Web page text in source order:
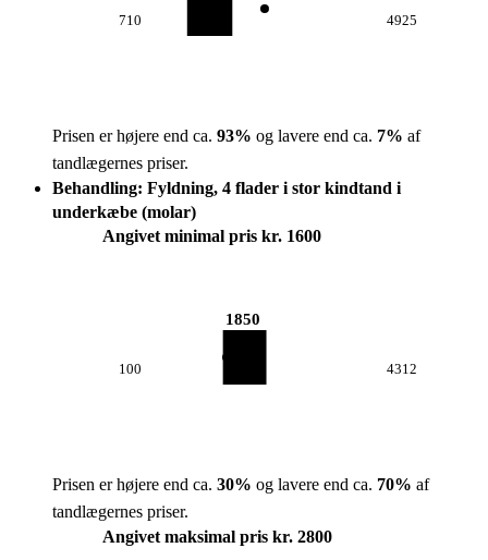
710 4925
Prisen er højere end ca. 93% og lavere end ca. 7% af
tandlægernes priser.
Behandling: Fyldning, 4 flader i stor kindtand i
underkæbe (molar)
Angivet minimal pris kr. 1600
100
1850
4312
Prisen er højere end ca. 30% og lavere end ca. 70% af
tandlægernes priser.
Angivet maksimal pris kr. 2800